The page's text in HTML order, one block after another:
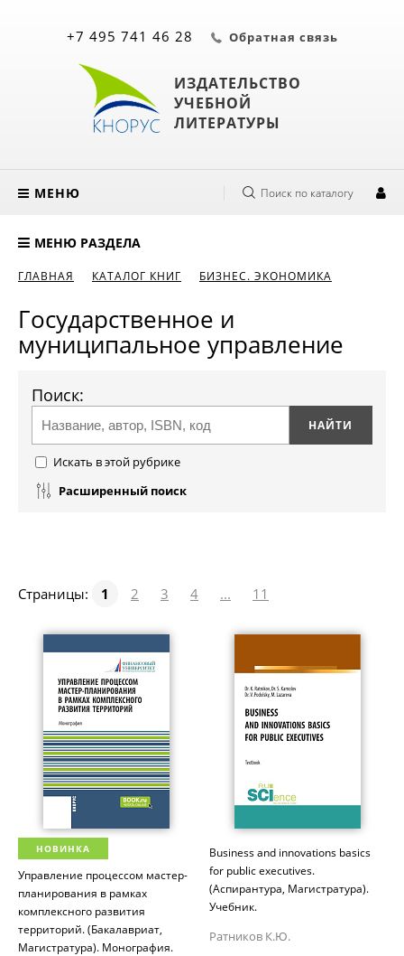
ИЗДАТЕЛЬСТВО
УЧЕБНОЙ
ЛИТЕРАТУРЫ
+7 495 741 46 28 Обратная связь
МЕНЮ Поиск по каталогу
МЕНЮ РАЗДЕЛА
ГЛАВНАЯ КАТАЛОГ КНИГ БИЗНЕС. ЭКОНОМИКА
Государственное и
муниципальное управление
Поиск:
Искать в этой рубрике
Расширенный поиск
Страницы: 1 2 3 4 ... 11
НОВИНКА
Управление процессом мастер-
планирования в рамках
комплексного развития
территорий. (Бакалавриат,
Магистратура). Монография.
Business and innovations basics
for public executives.
(Аспирантура, Магистратура).
Учебник.
Ратников К.Ю.